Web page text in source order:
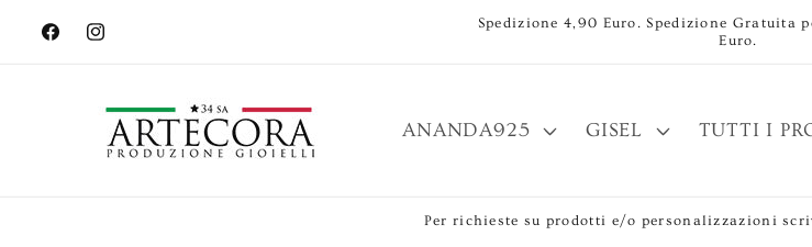
direttamente
FacebookInstagram
Spedizione 4,90 Euro. Spedizione Gratuita
Euro.
ANANDA925 GISEL TUTTI I
Per richieste su prodotti e/o personalizzazioni